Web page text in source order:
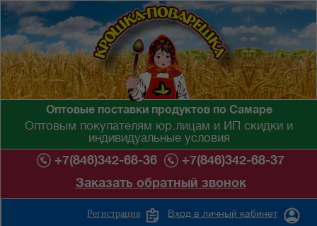
Оптовые поставки продуктов по Самаре
Оптовым покупателям юр.лицам и ИП скидки и
индивидуальные условия
+7(846)342-68-36
+7(846)342-68-37
Заказать обратный звонок
Вход в личный кабинет
Регистрация